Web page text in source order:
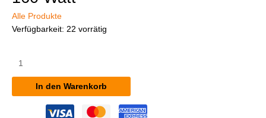
Alle Produkte
Verfügbarkeit: 22 vorrätig
USP-
BK
In den Warenkorb